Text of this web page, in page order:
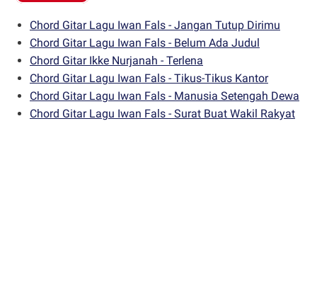
Chord Gitar Lagu Iwan Fals - Jangan Tutup Dirimu
Chord Gitar Lagu Iwan Fals - Belum Ada Judul
Chord Gitar Ikke Nurjanah - Terlena
Chord Gitar Lagu Iwan Fals - Tikus-Tikus Kantor
Chord Gitar Lagu Iwan Fals - Manusia Setengah Dewa
Chord Gitar Lagu Iwan Fals - Surat Buat Wakil Rakyat